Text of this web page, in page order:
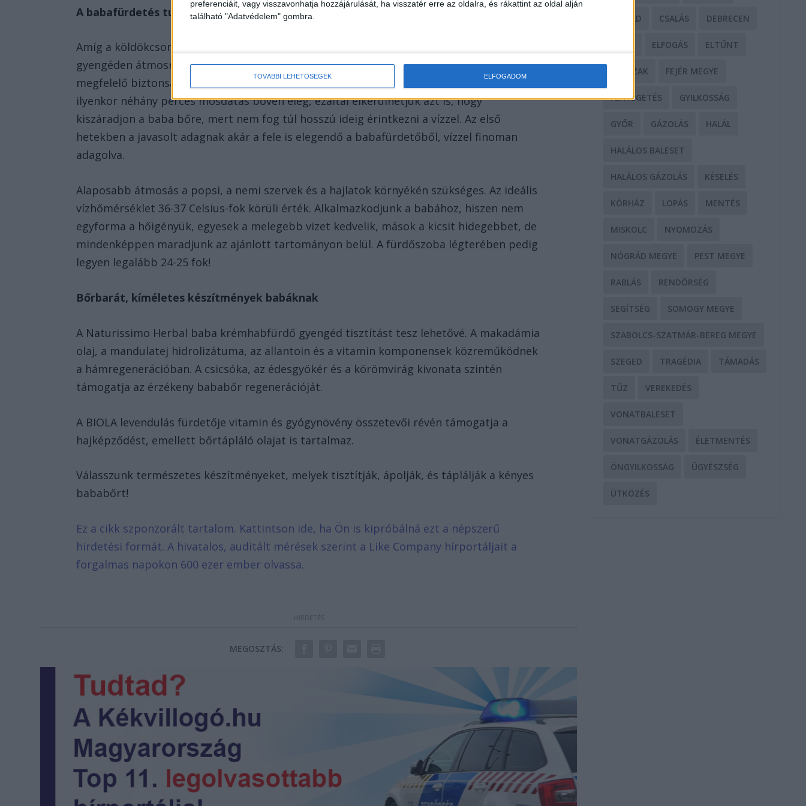
preferenciáit, vagy visszavonhatja hozzájárulását, ha visszatér erre az oldalra, és rákattint az oldal alján
található "Adatvédelem" gombra.
TOVÁBBI LEHETŐSÉGEK ELFOGADOM
A babafürdetés tudnivalói
Amíg a köldökcsonk le nem esik, elegendő kevés vízzel, fürdőszivacs segítségével
gyengéden átmosni a csecsemő bőrét. Fontos, hogy jól megtámasszuk közben, és
megfelelő biztonságot nyújtsunk számára. A köldökcsonk területét nem érheti víz,
ilyenkor néhány perces mosdatás bőven elég, ezáltal elkerülhetjük azt is, hogy
kiszáradjon a baba bőre, mert nem fog túl hosszú ideig érintkezni a vízzel. Az első
hetekben a javasolt adagnak akár a fele is elegendő a babafürdetőből, vízzel finoman
adagolva.
Alaposabb átmosás a popsi, a nemi szervek és a hajlatok környékén szükséges. Az ideális
vízhőmérséklet 36-37 Celsius-fok körüli érték. Alkalmazkodjunk a babához, hiszen nem
egyforma a hőigényük, egyesek a melegebb vizet kedvelik, mások a kicsit hidegebbet, de
mindenképpen maradjunk az ajánlott tartományon belül. A fürdőszoba légterében pedig
legyen legalább 24-25 fok!
Bőrbarát, kíméletes készítmények babáknak
A Naturissimo Herbal baba krémhabfürdő gyengéd tisztítást tesz lehetővé. A makadámia
olaj, a mandulatej hidrolizátuma, az allantoin és a vitamin komponensek közreműködnek
a hámregenerációban. A csicsóka, az édesgyökér és a körömvirág kivonata szintén
támogatja az érzékeny bababőr regenerációját.
A BIOLA levendulás fürdetője vitamin és gyógynövény összetevői révén támogatja a
hajképződést, emellett bőrtápláló olajat is tartalmaz.
Válasszunk természetes készítményeket, melyek tisztítják, ápolják, és táplálják a kényes
bababőrt!
Ez a cikk szponzorált tartalom. Kattintson ide, ha Ön is kipróbálná ezt a népszerű
hirdetési formát. A hivatalos, auditált mérések szerint a Like Company hírportáljait a
forgalmas napokon 600 ezer ember olvassa.
MEGOSZTÁS:
CSALÁD CSALÁS DEBRECEN
ELFOGÁS ELTŰNT
ERŐSZAK FEJÉR MEGYE
FENYEGETÉS GYILKOSSÁG
GYŐR GÁZOLÁS HALÁL
HALÁLOS BALESET
HALÁLOS GÁZOLÁS KÉSELÉS
KÓRHÁZ LOPÁS MENTÉS
MISKOLC NYOMOZÁS
NÓGRÁD MEGYE PEST MEGYE
RABLÁS RENDŐRSÉG
SEGÍTSÉG SOMOGY MEGYE
SZABOLCS-SZATMÁR-BEREG MEGYE
SZEGED TRAGÉDIA TÁMADÁS
TŰZ VEREKEDÉS
VONATBALESET
VONATGÁZOLÁS ÉLETMENTÉS
ÖNGYILKOSSÁG ÜGYÉSZSÉG
ÜTKÖZÉS